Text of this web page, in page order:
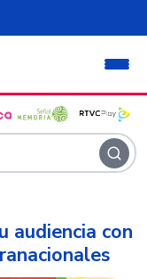
audiencia con